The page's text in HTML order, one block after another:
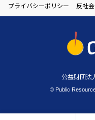
プライバシーポリシー
反社
公益財団法
© Public